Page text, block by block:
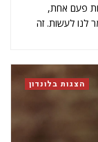
פעם אחת,
לנו לעשות. זה
הצגות בלונדון